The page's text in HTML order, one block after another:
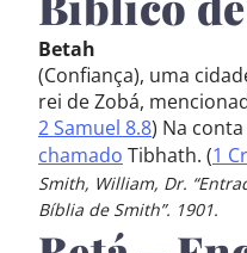
Betah
(Confiança), uma
rei de Zobá,
2 Samuel 8.8) Na
chamado Tibhath. (1
Smith, William, Dr.
Bíblia de Smith”. 1901.